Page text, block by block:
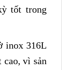
tốt trong
inox 316L
cao, vì sản